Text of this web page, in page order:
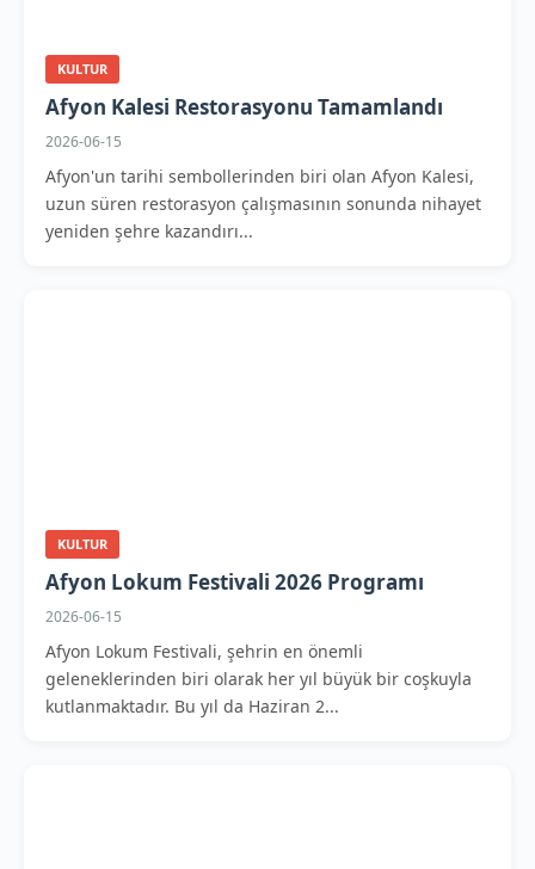
KULTUR
Afyon Kalesi Restorasyonu Tamamlandı
2026-06-15
Afyon'un tarihi sembollerinden biri olan Afyon Kalesi,
uzun süren restorasyon çalışmasının sonunda nihayet
yeniden şehre kazandırı...
KULTUR
Afyon Lokum Festivali 2026 Programı
2026-06-15
Afyon Lokum Festivali, şehrin en önemli
geleneklerinden biri olarak her yıl büyük bir coşkuyla
kutlanmaktadır. Bu yıl da Haziran 2...